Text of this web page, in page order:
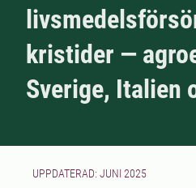
kristider —
Sverige, Italien
UPPDATERAD: JUNI 2025